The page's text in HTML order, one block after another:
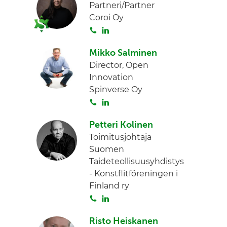
Partneri/Partner
Coroi Oy
S
i
t
a
n
k
e
d
Mikko Salminen
Director, Open
Innovation
Spinverse Oy
S
i
t
a
n
k
e
d
I
n
Petteri Kolinen
Toimitusjohtaja
Suomen
Taideteollisuusyhdistys
- Konstflitföreningen i
Finland ry
S
i
n
Risto Heiskanen